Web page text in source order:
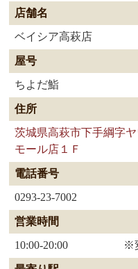
店舗名
ベイシア高萩店
屋号
ちよだ鮨
住所
茨城県高萩市下手綱字
モール店１Ｆ
電話番号
0293-23-7002
営業時間
10:00-20:00 ※変更